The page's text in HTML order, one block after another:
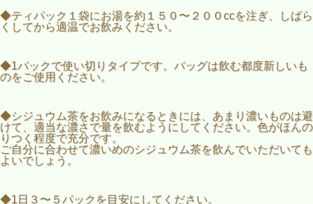
◆ティパック１袋にお湯を約１５０〜２００ccを注ぎ、しばら
くしてから適温でお飲みください。
◆1パックで使い切りタイプです。バッグは飲む都度新しいも
のをご使用ください。
◆シジュウム茶をお飲みになるときには、あまり濃いものは避
けて、適当な濃さで量を飲むようにしてください。色がほんの
りつく程度で充分です。
ご自分に合わせて濃いめのシジュウム茶を飲んでいただいても
よいでしょう。
◆1日３〜５パックを目安にしてください。